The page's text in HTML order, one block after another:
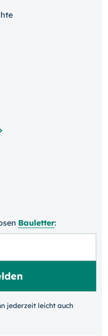
Bauletter:
jeder­zeit leicht auch